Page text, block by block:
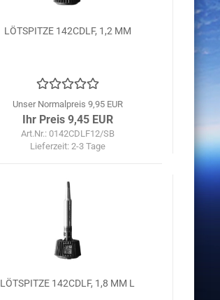
LÖTSPITZE 142CDLF, 1,2 MM
Unser Normalpreis 9,95 EUR
Ihr Preis 9,45 EUR
Art.Nr.: 0142CDLF12/SB
Lieferzeit:2-3 Tage
LÖTSPITZE 142CDLF, 1,8 MM L